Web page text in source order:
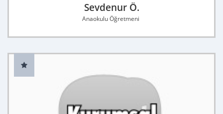
Sevdenur Ö.
Anaokulu Öğretmeni